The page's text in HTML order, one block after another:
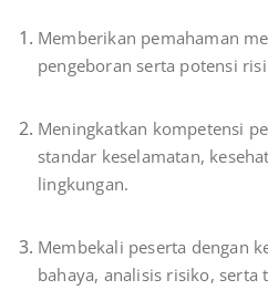
Memberikan pemahaman
pengeboran serta potensi
Meningkatkan kompetensi
standar keselamatan,
lingkungan.
Membekali peserta dengan
bahaya, analisis risiko, serta